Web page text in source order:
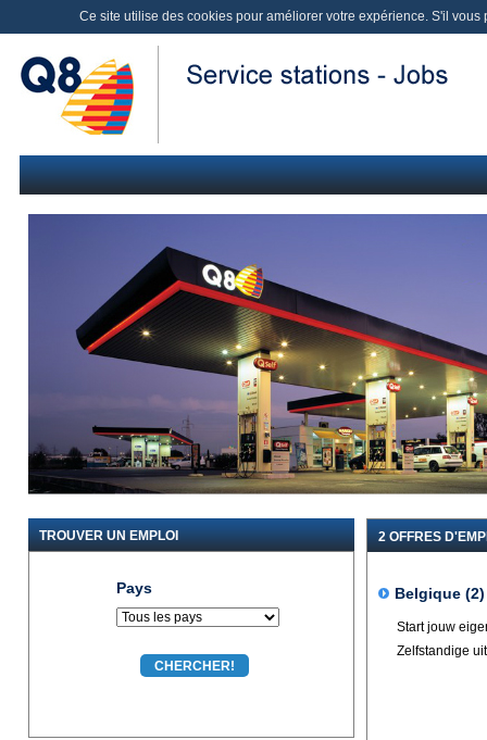
Ce site utilise des cookies pour améliorer votre expérience. S'il
TROUVER UN EMPLOI
Pays
2 OFFRES
Belgique (2)
Start jouw
Zelfstandige